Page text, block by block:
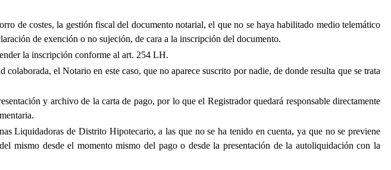
de costes, la gestión fiscal del documento notarial, el que no se haya habilitado medio telemático
de exención o no sujeción, de cara a la inscripción del documento.
la inscripción conforme al art. 254 LH.
el Notario en este caso, que no aparece suscrito por nadie, de donde resulta que se trata
y archivo de la carta de pago, por lo que el Registrador quedará responsable directamente
Liquidadoras de Distrito Hipotecario, a las que no se ha tenido en cuenta, ya que no se previene
mismo desde el momento mismo del pago o desde la presentación de la autoliquidación con la